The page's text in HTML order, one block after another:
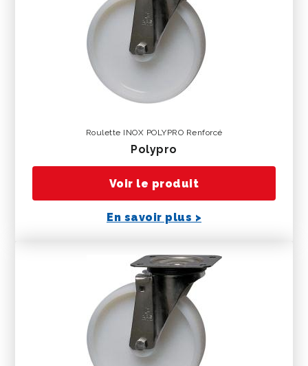
Roulette INOX POLYPRO Renforcé
polypro
Voir le produit
En savoir plus >